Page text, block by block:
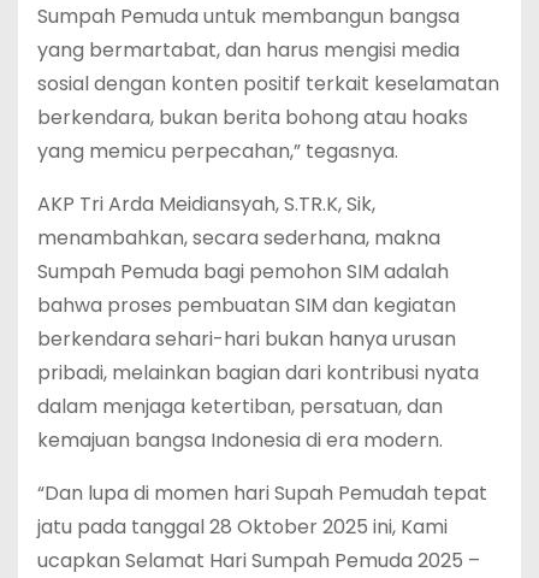
Sumpah Pemuda untuk membangun bangsa
yang bermartabat, dan harus mengisi media
sosial dengan konten positif terkait keselamatan
berkendara, bukan berita bohong atau hoaks
yang memicu perpecahan,” tegasnya.
AKP Tri Arda Meidiansyah, S.TR.K, Sik,
menambahkan, secara sederhana, makna
Sumpah Pemuda bagi pemohon SIM adalah
bahwa proses pembuatan SIM dan kegiatan
berkendara sehari-hari bukan hanya urusan
pribadi, melainkan bagian dari kontribusi nyata
dalam menjaga ketertiban, persatuan, dan
kemajuan bangsa Indonesia di era modern.
“Dan lupa di momen hari Supah Pemudah tepat
jatu pada tanggal 28 Oktober 2025 ini, Kami
ucapkan Selamat Hari Sumpah Pemuda 2025 –